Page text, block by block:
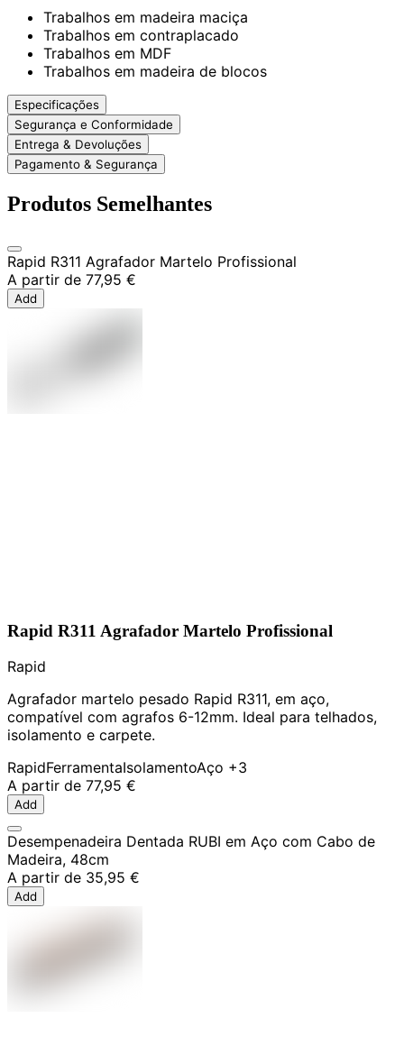
Trabalhos em madeira maciça
Trabalhos em contraplacado
Trabalhos em MDF
Trabalhos em madeira de blocos
Especificações
Segurança e Conformidade
Entrega & Devoluções
Pagamento & Segurança
Produtos Semelhantes
Rapid R311 Agrafador Martelo Profissional
A partir de 77,95 €
Add
Rapid R311 Agrafador Martelo Profissional
Rapid
Agrafador martelo pesado Rapid R311, em aço,
compatível com agrafos 6-12mm. Ideal para telhados,
isolamento e carpete.
RapidFerramentaIsolamentoAço +3
A partir de 77,95 €
Add
Desempenadeira Dentada RUBI em Aço com Cabo de
Madeira, 48cm
A partir de 35,95 €
Add